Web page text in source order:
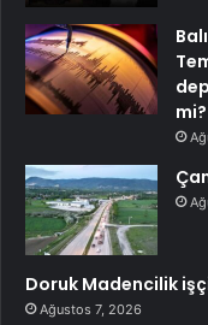
mi?
Doruk Madencilik
Ağustos 7, 2026